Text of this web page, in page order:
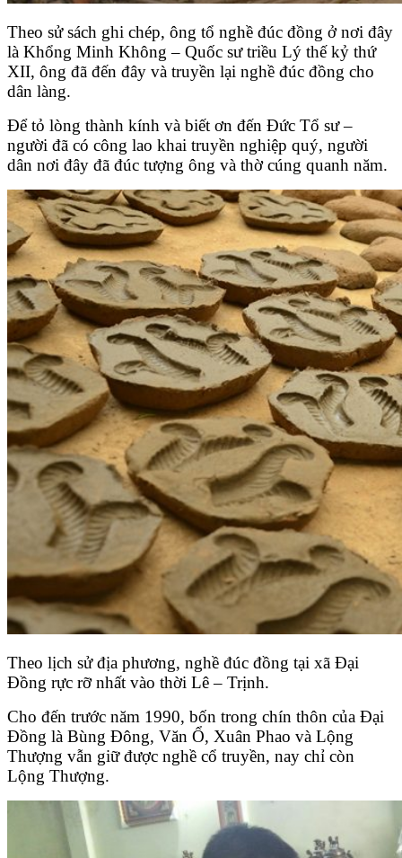
Theo sử sách ghi chép, ông tổ nghề đúc đồng ở nơi đây
là Khổng Minh Không – Quốc sư triều Lý thế kỷ thứ
XII, ông đã đến đây và truyền lại nghề đúc đồng cho
dân làng.
Để tỏ lòng thành kính và biết ơn đến Đức Tổ sư –
người đã có công lao khai truyền nghiệp quý, người
dân nơi đây đã đúc tượng ông và thờ cúng quanh năm.
Theo lịch sử địa phương, nghề đúc đồng tại xã Đại
Đồng rực rỡ nhất vào thời Lê – Trịnh.
Cho đến trước năm 1990, bốn trong chín thôn của Đại
Đồng là Bùng Đông, Văn Ổ, Xuân Phao và Lộng
Thượng vẫn giữ được nghề cổ truyền, nay chỉ còn
Lộng Thượng.